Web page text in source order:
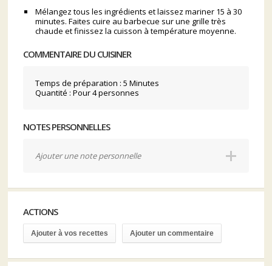
Mélangez tous les ingrédients et laissez mariner 15 à 30
minutes. Faites cuire au barbecue sur une grille très
chaude et finissez la cuisson à température moyenne.
COMMENTAIRE DU CUISINER
Temps de préparation : 5 Minutes
Quantité : Pour 4 personnes
NOTES PERSONNELLES
Ajouter une note personnelle
ACTIONS
Ajouter à vos recettes Ajouter un commentaire